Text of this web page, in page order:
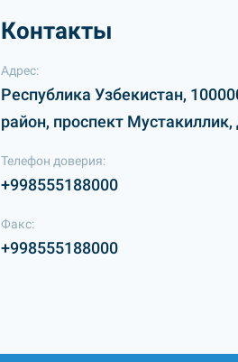
Контакты
Адрес:
Республика Узбекистан,
район, проспект
Телефон доверия:
+998555188000
Факс:
+998555188000